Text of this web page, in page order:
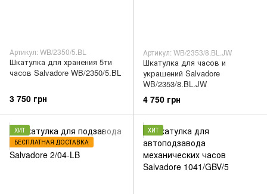
Артикул: WB/2350/5.BL
Шкатулка для хранения 5ти
часов Salvadore WB/2350/5.BL
3 750 грн
Артикул: WB/2353/8.BL.JW
Шкатулка для часов и
украшений Salvadore
WB/2353/8.BL.JW
4 750 грн
ХИТ
БЕСПЛАТНАЯ ДОСТАВКА
ХИТ